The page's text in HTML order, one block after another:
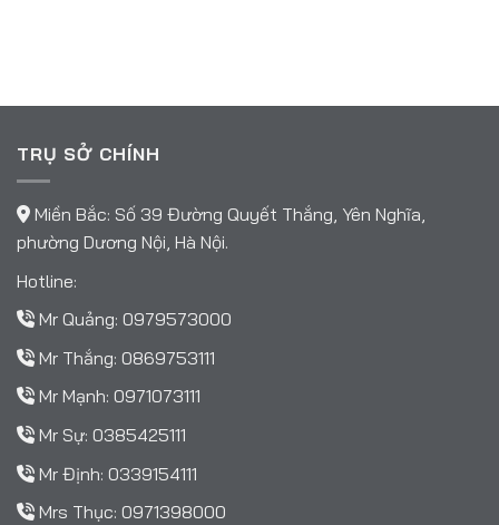
TRỤ SỞ CHÍNH
Miền Bắc: Số 39 Đường Quyết Thắng, Yên Nghĩa,
phường Dương Nội, Hà Nội.
Hotline:
Mr Quảng: 0979573000
Mr Thắng: 0869753111
Mr Mạnh: 0971073111
Mr Sự: 0385425111
Mr Định: 0339154111
Mrs Thục: 0971398000